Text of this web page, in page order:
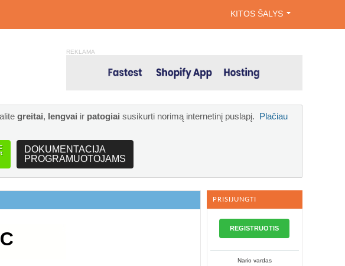
KITOS ŠALYS
REKLAMA
greitai, lengvai ir patogiai susikurti norimą internetinį puslapį. Plačiau
DOKUMENTACIJA
PROGRAMUOTOJAMS
PRISIJUNGTI
REGISTRUOTIS
Nario vardas